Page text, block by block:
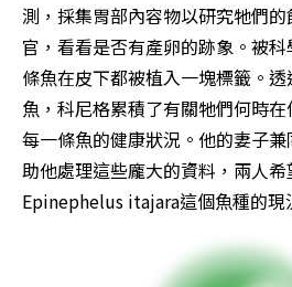
測，採集胃部內容物以研究牠們
官，看看是否有產卵的跡象。被
條魚在皮下都被植入一塊標籤。
魚，科尼格累積了有關牠們何時
每一條魚的健康狀況。他的妻子
助他處理這些龐大的資料，兩人
Epinephelus itajara這個魚種的現